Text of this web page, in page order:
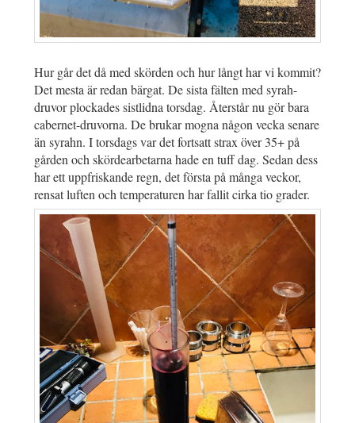
Hur går det då med skörden och hur långt har vi kommit?
Det mesta är redan bärgat. De sista fälten med syrah-
druvor plockades sistlidna torsdag. Återstår nu gör bara
cabernet-druvorna. De brukar mogna någon vecka senare
än syrahn. I torsdags var det fortsatt strax över 35+ på
gården och skördearbetarna hade en tuff dag. Sedan dess
har ett uppfriskande regn, det första på många veckor,
rensat luften och temperaturen har fallit cirka tio grader.